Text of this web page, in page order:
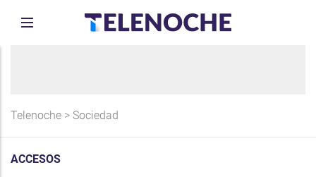
Telenoche > Sociedad
ACCESOS